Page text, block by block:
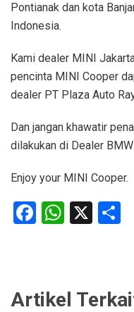
Pontianak dan kota
Indonesia.
Kami dealer MINI
pencinta MINI Cooper
dealer PT Plaza Auto
Dan jangan khawatir
dilakukan di Dealer
Enjoy your MINI Cooper.
Facebook
X
Artikel